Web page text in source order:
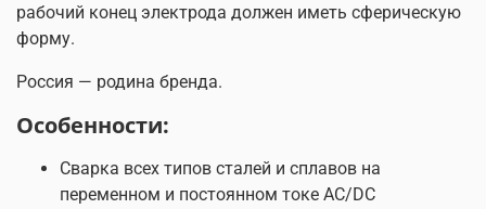
рабочий конец электрода должен иметь сферическую
форму.
Россия — родина бренда.
Особенности:
Сварка всех типов сталей и сплавов на
переменном и постоянном токе AC/DC